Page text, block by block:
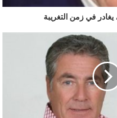
في زمن التغريبة